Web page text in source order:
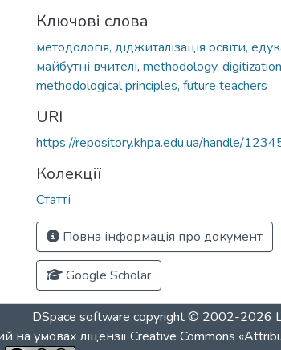
Ключові слова
методологія, діджиталізація освіти,
майбутні вчителі, methodology,
methodological principles, future teachers
URI
https://repository.khpa.edu.ua/handle/
Колекції
Статті
Повна інформація про документ
Google Scholar
DSpace software copyright © 2002-2026
на умовах ліцензіїCreative Commons